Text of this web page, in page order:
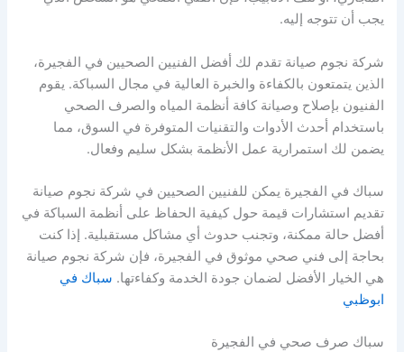
يجب أن تتوجه إليه.
شركة نجوم صيانة تقدم لك أفضل الفنيين الصحيين في الفجيرة،
الذين يتمتعون بالكفاءة والخبرة العالية في مجال السباكة. يقوم
الفنيون بإصلاح وصيانة كافة أنظمة المياه والصرف الصحي
باستخدام أحدث الأدوات والتقنيات المتوفرة في السوق، مما
يضمن لك استمرارية عمل الأنظمة بشكل سليم وفعال.
سباك في الفجيرة يمكن للفنيين الصحيين في شركة نجوم صيانة
تقديم استشارات قيمة حول كيفية الحفاظ على أنظمة السباكة في
أفضل حالة ممكنة، وتجنب حدوث أي مشاكل مستقبلية. إذا كنت
بحاجة إلى فني صحي موثوق في الفجيرة، فإن شركة نجوم صيانة
هي الخيار الأفضل لضمان جودة الخدمة وكفاءتها. سباك في
ابوظبي
سباك صرف صحي في الفجيرة